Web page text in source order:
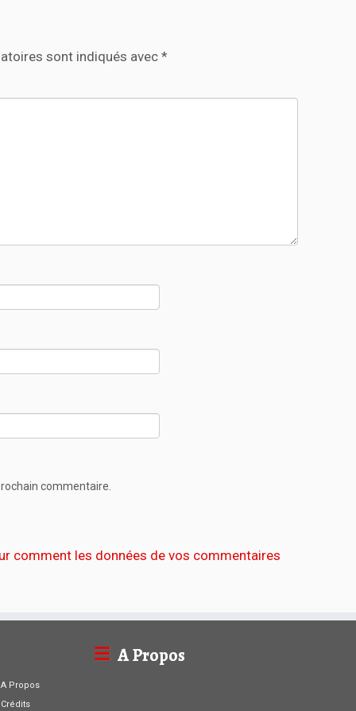
sont indiqués avec *
commentaire.
comment les données de vos commentaires
A Propos
A Propos
Crédits